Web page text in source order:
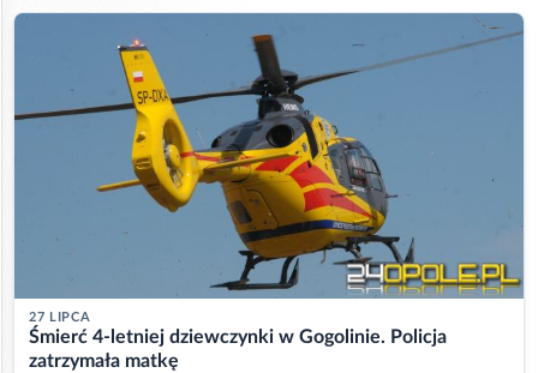
27 LIPCA
Śmierć 4-letniej dziewczynki w Gogolinie. Policja
zatrzymała matkę